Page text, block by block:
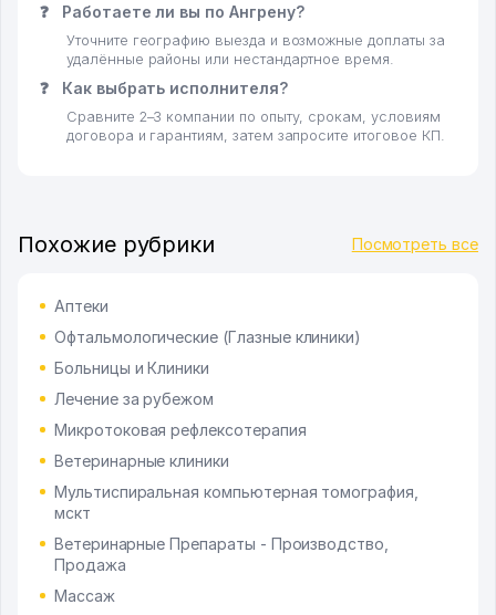
❓ Работаете ли вы по Ангрену?
Уточните географию выезда и возможные доплаты за
удалённые районы или нестандартное время.
❓ Как выбрать исполнителя?
Сравните 2–3 компании по опыту, срокам, условиям
договора и гарантиям, затем запросите итоговое КП.
Похожие рубрики Посмотреть все
Аптеки
Офтальмологические (Глазные клиники)
Больницы и Клиники
Лечение за рубежом
Микротоковая рефлексотерапия
Ветеринарные клиники
Мультиспиральная компьютерная томография,
мскт
Ветеринарные Препараты - Производство,
Продажа
Массаж